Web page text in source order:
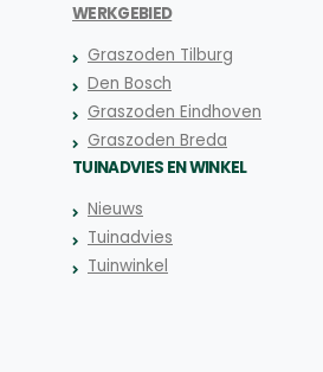
WERKGEBIED
Graszoden Tilburg
Den Bosch
Graszoden Eindhoven
Graszoden Breda
TUINADVIES EN WINKEL
Nieuws
Tuinadvies
Tuinwinkel